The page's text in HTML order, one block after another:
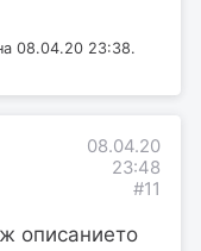
08.04.20 23:38.
08.04.20
23:48
#11
описанието